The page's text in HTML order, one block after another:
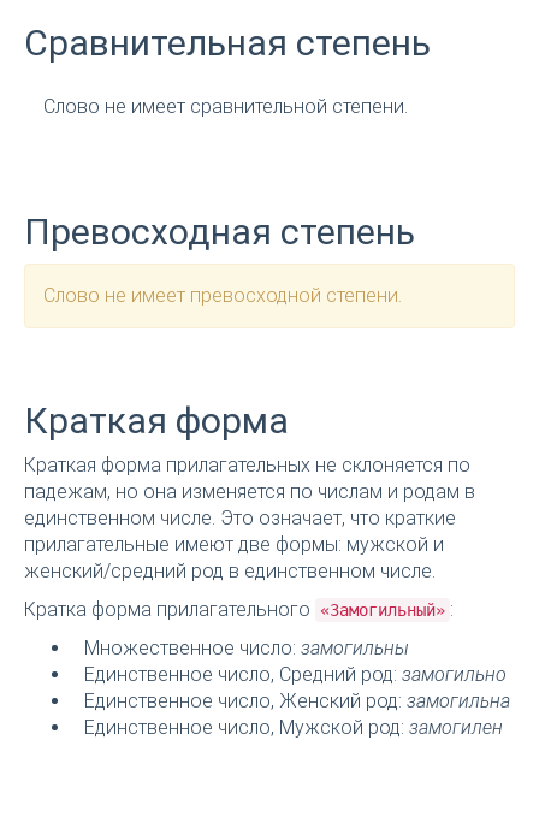
Сравнительная степень
Слово не имеет сравнительной степени.
Превосходная степень
Слово не имеет превосходной степени.
Краткая форма
Краткая форма прилагательных не склоняется по
падежам, но она изменяется по числам и родам в
единственном числе. Это означает, что краткие
прилагательные имеют две формы: мужской и
женский/средний род в единственном числе.
Кратка форма прилагательного
«Замогильный» :
Множественное число: замогильны
Единственное число, Средний род: замогильно
Единственное число, Женский род: замогильна
Единственное число, Мужской род: замогилен